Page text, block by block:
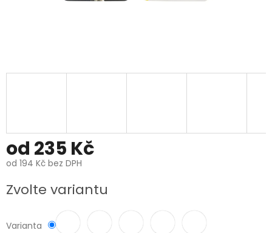
od 235 Kč
od 194 Kč bez DPH
cena:
Zvolte variantu
Varianta